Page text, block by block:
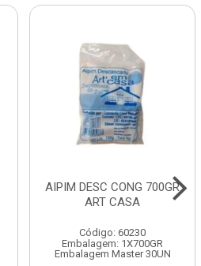
AIPIM DESC CONG 700GR
ART CASA
Código: 60230
Embalagem: 1X700GR
Embalagem Master 30UN